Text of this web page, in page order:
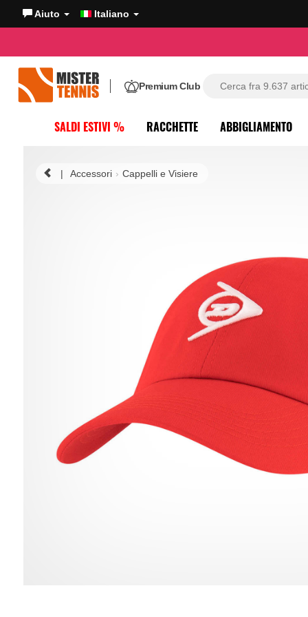
Aiuto Italiano
Premium Club
SALDI ESTIVI % RACCHETTE ABBIGLIAMENTO
| Accessori Cappelli e Visiere